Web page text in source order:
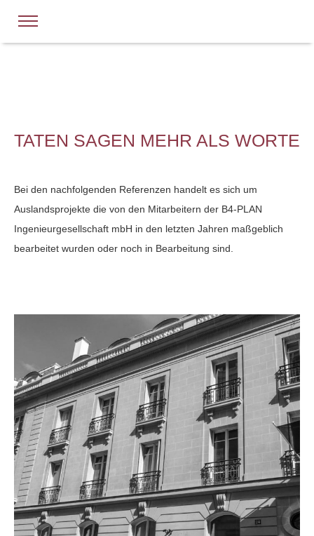
TATEN SAGEN MEHR ALS WORTE
Bei den nachfolgenden Referenzen handelt es sich um
Auslandsprojekte die von den Mitarbeitern der B4-PLAN
Ingenieurgesellschaft mbH in den letzten Jahren maßgeblich
bearbeitet wurden oder noch in Bearbeitung sind.